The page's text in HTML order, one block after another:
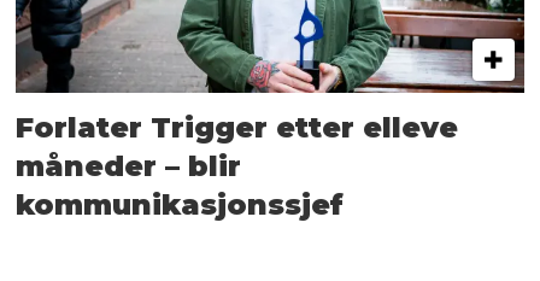
Forlater Trigger etter elleve
måneder – blir
kommunikasjonssjef